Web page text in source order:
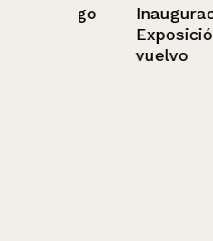
Inauguración
Exposición Voy y